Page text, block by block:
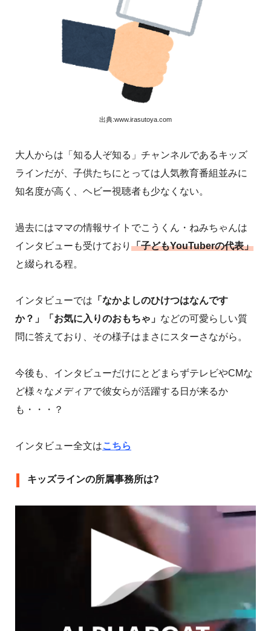
出典:www.irasutoya.com
大人からは「知る人ぞ知る」チャンネルであるキッズ
ラインだが、子供たちにとっては人気教育番組並みに
知名度が高く、ヘビー視聴者も少なくない。
過去にはママの情報サイトでこうくん・ねみちゃんは
インタビューも受けており 「子どもYouTuberの代表」
と綴られる程。
インタビューでは 「なかよしのひけつはなんです
か？」「お気に入りのおもちゃ」 などの可愛らしい質
問に答えており、その様子はまさにスターさながら。
今後も、インタビューだけにとどまらずテレビやCMな
ど様々なメディアで彼女らが活躍する日が来るか
も・・・？
インタビュー全文はこちら
キッズラインの所属事務所は?